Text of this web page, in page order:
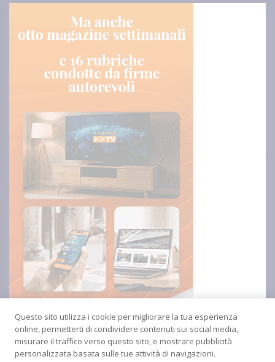
Questo sito utilizza i cookie per migliorare la tua esperienza
online, permetterti di condividere contenuti sui social media,
misurare il traffico verso questo sito, e mostrare pubblicità
personalizzata basata sulle tue attività di navigazioni.